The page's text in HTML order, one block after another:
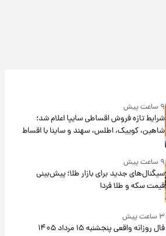
۹ ساعت پیش
شرایط تازه فروش اقساطی سایپا اعلام شد؛
شاهین، کوییک، اطلس، سهند و ساینا با اقساط
بلندمدت + جدول
۹ ساعت پیش
سیگنال‌های جدید برای بازار طلا؛ پیش‌بینی
قیمت سکه و طلا فردا
۳ ساعت پیش
فال روزانه واقعی پنجشنبه ۱۵ مرداد ۱۴۰۵